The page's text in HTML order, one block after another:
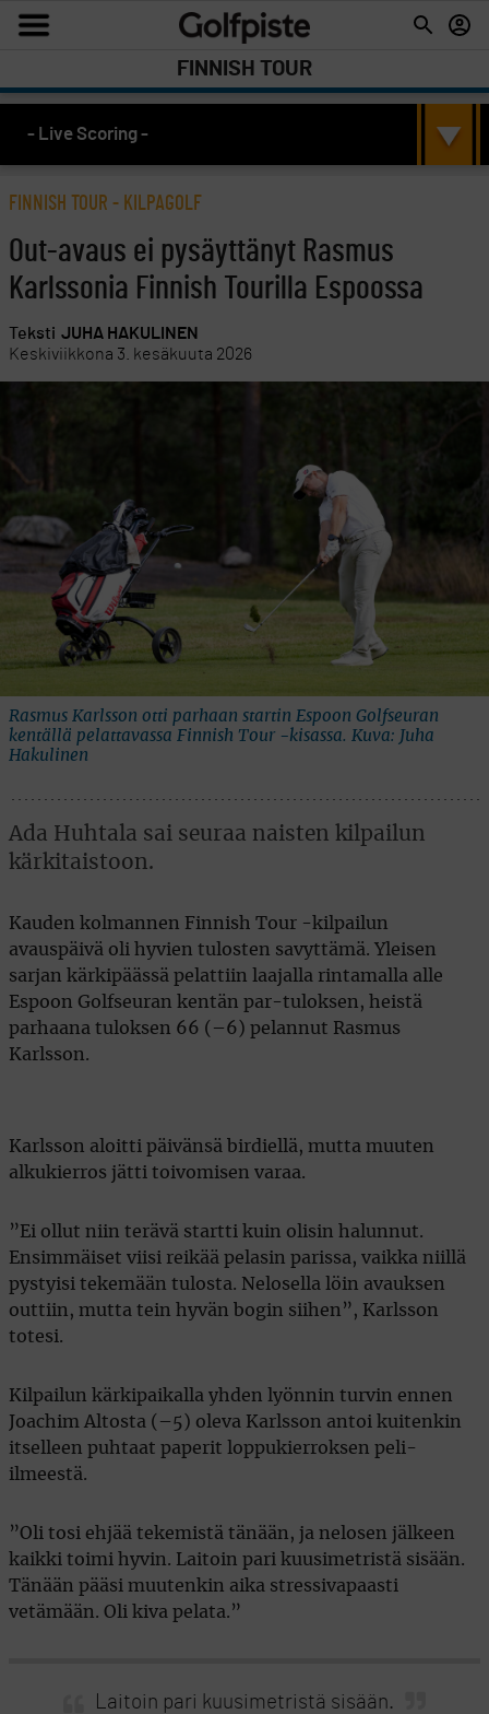
FINNISH TOUR
- Live Scoring -
FINNISH TOUR - KILPAGOLF
Out-avaus ei pysäyttänyt Rasmus
Karlssonia Finnish Tourilla Espoossa
Teksti JUHA HAKULINEN
Keskiviikkona 3. kesäkuuta 2026
Rasmus Karlsson otti parhaan startin Espoon Golfseuran
kentällä pelattavassa Finnish Tour -kisassa. Kuva: Juha
Hakulinen
Ada Huhtala sai seuraa naisten kilpailun
kärkitaistoon.
Kauden kolmannen Finnish Tour -kilpailun
avauspäivä oli hyvien tulosten savyttämä. Yleisen
sarjan kärkipäässä pelattiin laajalla rintamalla alle
Espoon Golfseuran kentän par-tuloksen, heistä
parhaana tuloksen 66 (–6) pelannut Rasmus
Karlsson.
Karlsson aloitti päivänsä birdiellä, mutta muuten
alkukierros jätti toivomisen varaa.
”Ei ollut niin terävä startti kuin olisin halunnut.
Ensimmäiset viisi reikää pelasin parissa, vaikka niillä
pystyisi tekemään tulosta. Nelosella löin avauksen
outtiin, mutta tein hyvän bogin siihen”, Karlsson
totesi.
Kilpailun kärkipaikalla yhden lyönnin turvin ennen
Joachim Altosta (–5) oleva Karlsson antoi kuitenkin
itselleen puhtaat paperit loppukierroksen peli-
ilmeestä.
”Oli tosi ehjää tekemistä tänään, ja nelosen jälkeen
kaikki toimi hyvin. Laitoin pari kuusimetristä sisään.
Tänään pääsi muutenkin aika stressivapaasti
vetämään. Oli kiva pelata.”
Laitoin pari kuusimetristä sisään.